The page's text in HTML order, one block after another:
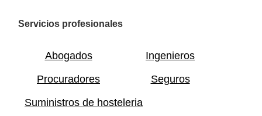
Servicios profesionales
Abogados
Ingenieros
Procuradores
Seguros
Suministros de hosteleria